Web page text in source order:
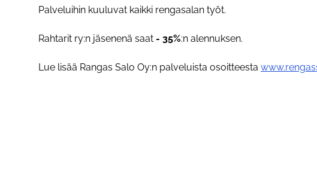
Palveluihin kuuluvat kaikki rengasalan työt.
Rahtarit ry:n jäsenenä saat - 35%:n alennuksen.
Lue lisää Rangas Salo Oy:n palveluista osoitteesta